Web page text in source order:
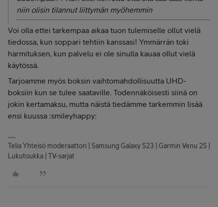
niin olisin tilannut liittymän myöhemmin
Voi olla ettei tarkempaa aikaa tuon tulemiselle ollut vielä
tiedossa, kun soppari tehtiin kanssasi! Ymmärrän toki
harmituksen, kun palvelu ei ole sinulla kauaa ollut vielä
käytössä.
Tarjoamme myös boksin vaihtomahdollisuutta UHD-
boksiin kun se tulee saataville. Todennäköisesti siinä on
jokin kertamaksu, mutta näistä tiedämme tarkemmin lisää
ensi kuussa :smileyhappy:
Telia Yhteisö moderaattori | Samsung Galaxy S23 | Garmin Venu 2S |
Lukutoukka | TV-sarjat